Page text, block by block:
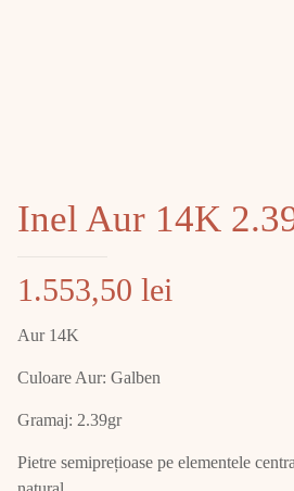
Inel Aur 14K
1.553,50 lei
Aur 14K
Culoare Aur: Galben
Gramaj: 2.39gr
Pietre semiprețioase pe elementele